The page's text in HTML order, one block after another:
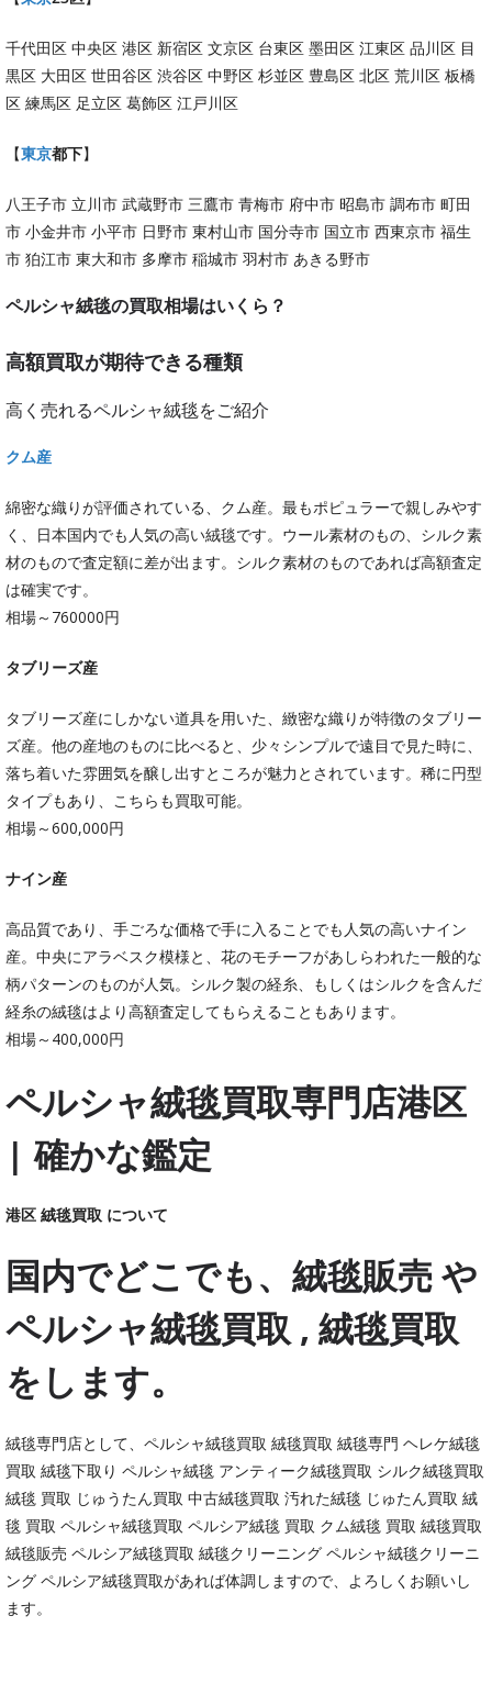
千代田区 中央区 港区 新宿区 文京区 台東区 墨田区 江東区 品川区 目
黒区 大田区 世田谷区 渋谷区 中野区 杉並区 豊島区 北区 荒川区 板橋
区 練馬区 足立区 葛飾区 江戸川区
【東京都下】
八王子市 立川市 武蔵野市 三鷹市 青梅市 府中市 昭島市 調布市 町田
市 小金井市 小平市 日野市 東村山市 国分寺市 国立市 西東京市 福生
市 狛江市 東大和市 多摩市 稲城市 羽村市 あきる野市
ペルシャ絨毯の買取相場はいくら？
高額買取が期待できる種類
高く売れるペルシャ絨毯をご紹介
クム産
綿密な織りが評価されている、クム産。最もポピュラーで親しみやす
く、日本国内でも人気の高い絨毯です。ウール素材のもの、シルク素
材のもので査定額に差が出ます。シルク素材のものであれば高額査定
は確実です。
相場～760000円
タブリーズ産
タブリーズ産にしかない道具を用いた、緻密な織りが特徴のタブリー
ズ産。他の産地のものに比べると、少々シンプルで遠目で見た時に、
落ち着いた雰囲気を醸し出すところが魅力とされています。稀に円型
タイプもあり、こちらも買取可能。
相場～600,000円
ナイン産
高品質であり、手ごろな価格で手に入ることでも人気の高いナイン
産。中央にアラベスク模様と、花のモチーフがあしらわれた一般的な
柄パターンのものが人気。シルク製の経糸、もしくはシルクを含んだ
経糸の絨毯はより高額査定してもらえることもあります。
相場～400,000円
ペルシャ絨毯買取専門店港区
| 確かな鑑定
港区 絨毯買取 について
国内でどこでも、絨毯販売 や
ペルシャ絨毯買取 , 絨毯買取
をします。
絨毯専門店として、ペルシャ絨毯買取 絨毯買取 絨毯専門 ヘレケ絨毯
買取 絨毯下取り ペルシャ絨毯 アンティーク絨毯買取 シルク絨毯買取
絨毯 買取 じゅうたん買取 中古絨毯買取 汚れた絨毯 じゅたん買取 絨
毯 買取 ペルシャ絨毯買取 ペルシア絨毯 買取 クム絨毯 買取 絨毯買取
絨毯販売 ペルシア絨毯買取 絨毯クリーニング ペルシャ絨毯クリーニ
ング ペルシア絨毯買取があれば体調しますので、よろしくお願いし
ます。